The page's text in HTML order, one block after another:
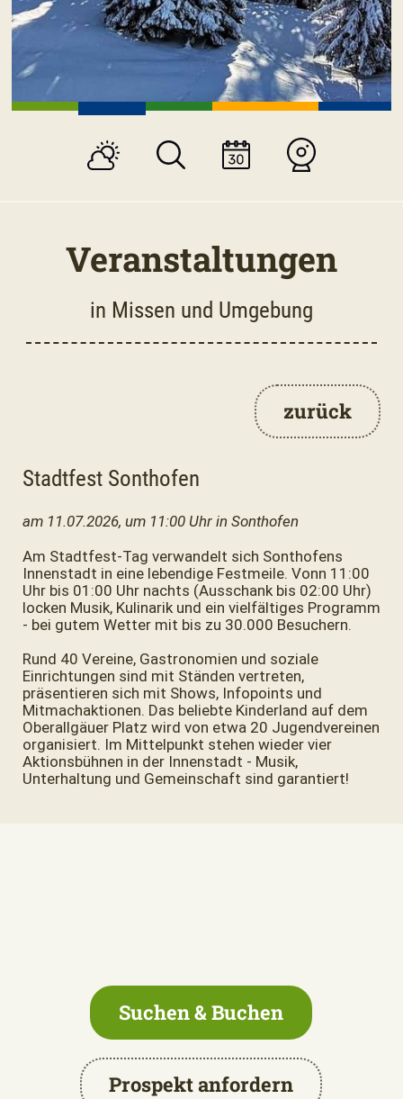
Veranstaltungen
in Missen und Umgebung
zurück
Stadtfest Sonthofen
am 11.07.2026, um 11:00 Uhr in Sonthofen
Am Stadtfest-Tag verwandelt sich Sonthofens
Innenstadt in eine lebendige Festmeile. Vonn 11:00
Uhr bis 01:00 Uhr nachts (Ausschank bis 02:00 Uhr)
locken Musik, Kulinarik und ein vielfältiges Programm
- bei gutem Wetter mit bis zu 30.000 Besuchern.
Rund 40 Vereine, Gastronomien und soziale
Einrichtungen sind mit Ständen vertreten,
präsentieren sich mit Shows, Infopoints und
Mitmachaktionen. Das beliebte Kinderland auf dem
Oberallgäuer Platz wird von etwa 20 Jugendvereinen
organisiert. Im Mittelpunkt stehen wieder vier
Aktionsbühnen in der Innenstadt - Musik,
Unterhaltung und Gemeinschaft sind garantiert!
Suchen & Buchen
Prospekt anfordern